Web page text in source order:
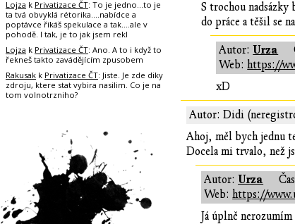
S trochou
do práce a těšil se
Autor: Urza
Web:https://
xD
Autor: Didi
Ahoj, měl bych jednu
Docela mi trvalo, než
Autor: Urza
Web:https://
Já úplně
Lojza k Privatizace ČT: To je jedno...to je
ta tvá obvyklá rétorika....nabídce a
poptávce říkáš spekulace a tak....ale v
pohodě. I tak, je to jak jsem rekl
Lojza k Privatizace ČT: Ano. A to i když to
řekneš takto zavádějícím zpusobem
Rakusak k Privatizace ČT: Jiste. Je zde diky
zdroju, ktere stat vybira nasilim. Co je na
tom volnotrzniho?